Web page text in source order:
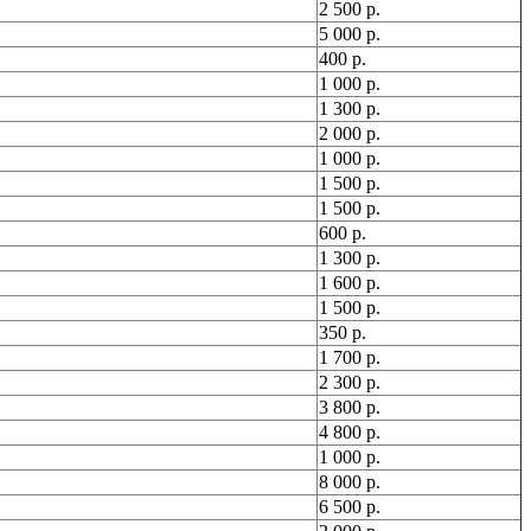
2 500 р.
5 000 р.
400 р.
1 000 р.
1 300 р.
2 000 р.
1 000 р.
1 500 р.
1 500 р.
600 р.
1 300 р.
1 600 р.
1 500 р.
350 р.
1 700 р.
2 300 р.
3 800 р.
4 800 р.
1 000 р.
8 000 р.
6 500 р.